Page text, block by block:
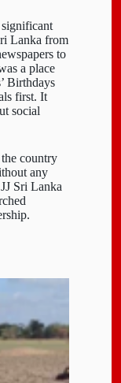
Lanka from
to
a place
Birthdays
first. It
social
country
any
Sri Lanka